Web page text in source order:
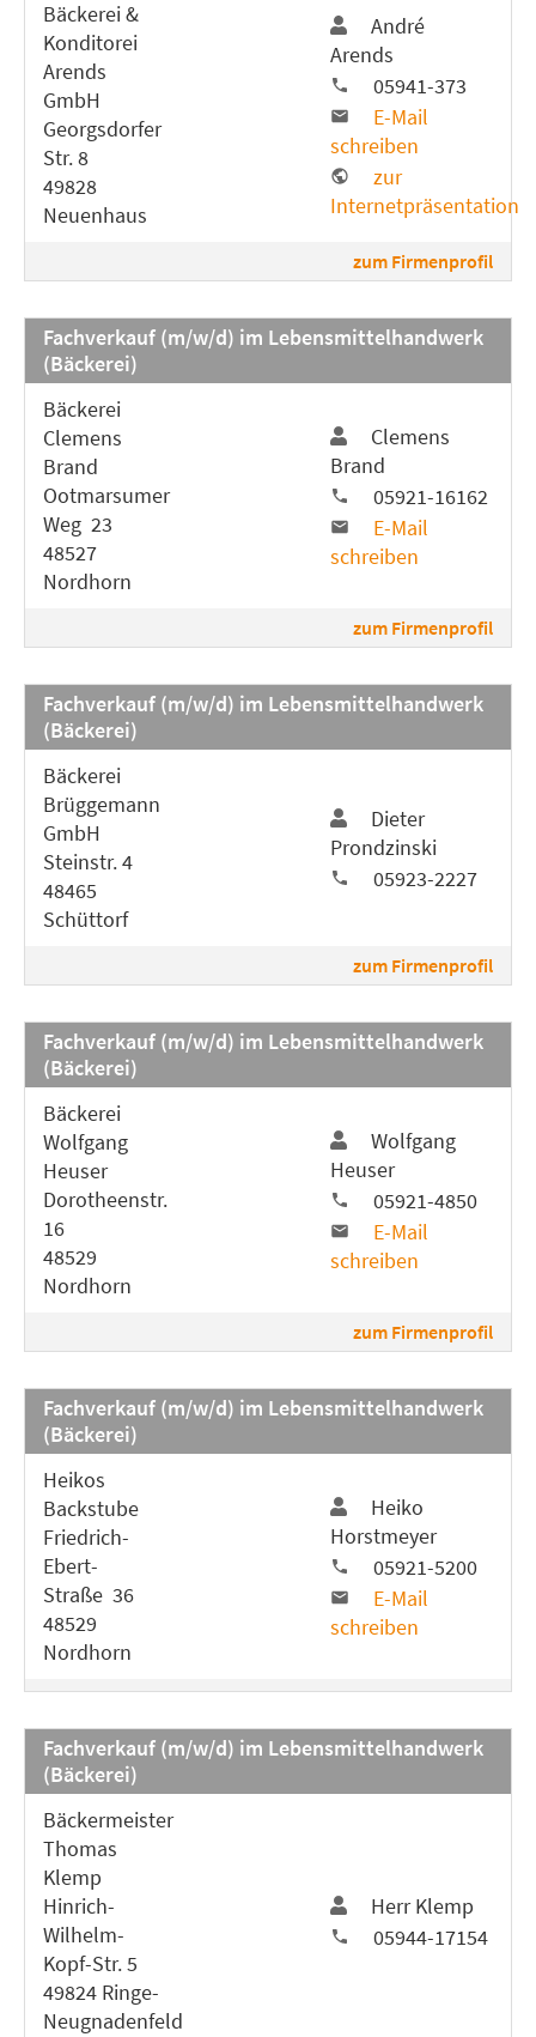
Bäckerei &
Konditorei
Arends
GmbH
Georgsdorfer
Str. 8
49828
Neuenhaus
André
Arends
05941-373
E-Mail
schreiben
zur
Internetpräsentation
zum Firmenprofil
Fachverkauf (m/w/d) im Lebensmittelhandwerk
(Bäckerei)
Bäckerei
Clemens
Brand
Ootmarsumer
Weg 23
48527
Nordhorn
Clemens
Brand
05921-16162
E-Mail
schreiben
zum Firmenprofil
Fachverkauf (m/w/d) im Lebensmittelhandwerk
(Bäckerei)
Bäckerei
Brüggemann
GmbH
Steinstr. 4
48465
Schüttorf
Dieter
Prondzinski
05923-2227
zum Firmenprofil
Fachverkauf (m/w/d) im Lebensmittelhandwerk
(Bäckerei)
Bäckerei
Wolfgang
Heuser
Dorotheenstr.
16
48529
Nordhorn
Wolfgang
Heuser
05921-4850
E-Mail
schreiben
zum Firmenprofil
Fachverkauf (m/w/d) im Lebensmittelhandwerk
(Bäckerei)
Heikos
Backstube
Friedrich-
Ebert-
Straße 36
48529
Nordhorn
Heiko
Horstmeyer
05921-5200
E-Mail
schreiben
Fachverkauf (m/w/d) im Lebensmittelhandwerk
(Bäckerei)
Bäckermeister
Thomas
Klemp
Hinrich-
Wilhelm-
Kopf-Str. 5
49824 Ringe-
Neugnadenfeld
Herr Klemp
05944-17154